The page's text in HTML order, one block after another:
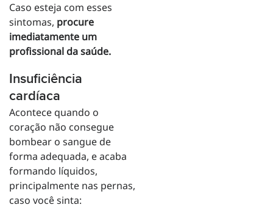
Caso esteja com esses
sintomas, procure
imediatamente um
profissional da saúde.
Insuficiência
cardíaca
Acontece quando o
coração não consegue
bombear o sangue de
forma adequada, e acaba
formando líquidos,
principalmente nas pernas,
caso você sinta: